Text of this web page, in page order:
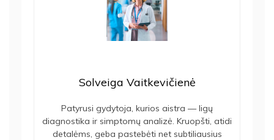
Solveiga Vaitkevičienė
Patyrusi gydytoja, kurios aistra — ligų
diagnostika ir simptomų analizė. Kruopšti, atidi
detalėms, geba pastebėti net subtiliausius